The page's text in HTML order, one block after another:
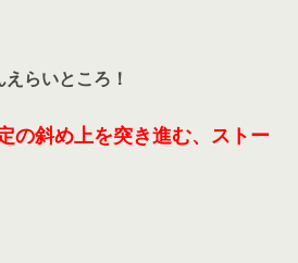
らいところ！
の斜め上を突き進む、ストー